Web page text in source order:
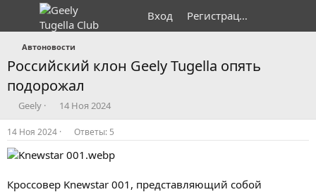
Вход Регистрация
Автоновости
Российский клон Geely Tugella опять
подорожал
А
в
т
о
р
е
Geely
Д
а
т
а
н
ч
14 Ноя 2024
14 Ноя 2024 Ответы: 5
Кроссовер Knewstar 001, представляющий собой